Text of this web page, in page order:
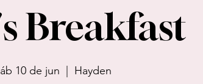
Breakfast
10 de jun Hayden